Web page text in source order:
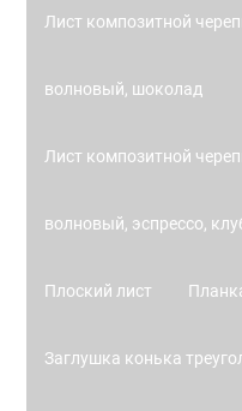
Лист композитной
волновый, шоколад
Лист композитной
волновый, эспрессо,
Плоский лист
Заглушка конька